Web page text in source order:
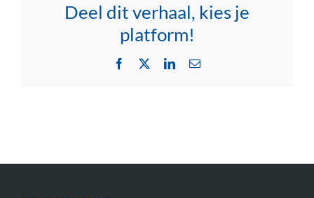
Deel dit verhaal, kies je
platform!
Facebook LinkedInEmail